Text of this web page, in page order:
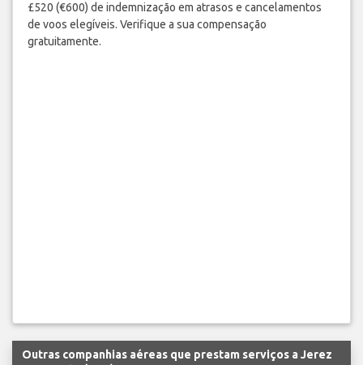
£520 (€600) de indemnização em atrasos e cancelamentos
de voos elegíveis. Verifique a sua compensação
gratuitamente.
Outras companhias aéreas que prestam serviços a Jerez